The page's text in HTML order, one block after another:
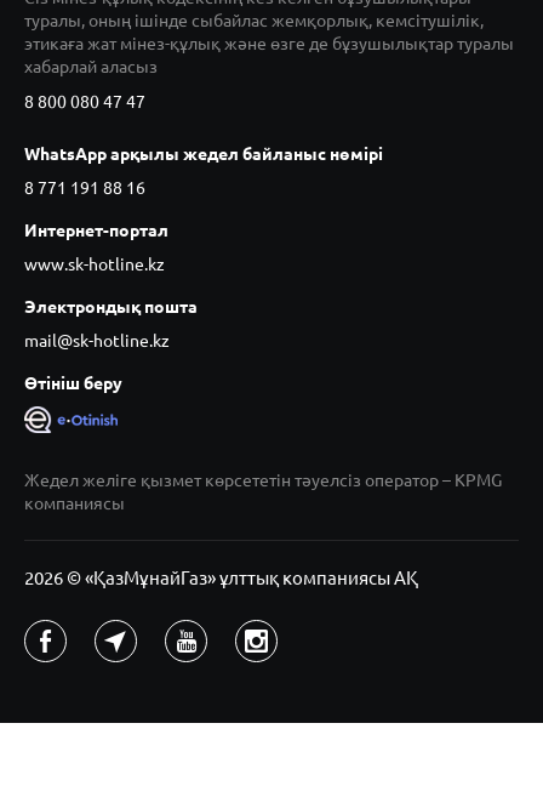
туралы, оның ішінде сыбайлас жемқорлық, кемсітушілік,
этикаға жат мінез-құлық және өзге де бұзушылықтар туралы
хабарлай аласыз
8 800 080 47 47
WhatsApp арқылы жедел байланыс нөмірі
8 771 191 88 16
Интернет-портал
www.sk-hotline.kz
Электрондық пошта
mail@sk-hotline.kz
Өтініш беру
Жедел желіге қызмет көрсететін тәуелсіз оператор – KPMG
компаниясы
2026 © «ҚазМұнайГаз» ұлттық компаниясы АҚ